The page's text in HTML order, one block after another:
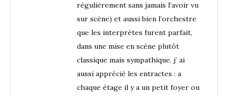
régulièrement sans jamais l’avoir vu
sur scène) et aussi bien l’orchestre
que les interprètes furent parfait,
dans une mise en scéne plutôt
classique mais sympathique. j’ ai
aussi apprécié les entractes : a
chaque étage il y a un petit foyer ou